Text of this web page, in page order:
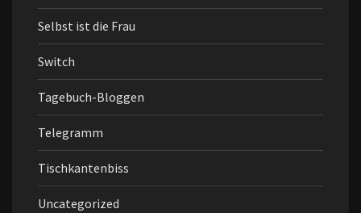
Selbst ist die Frau
Switch
Tagebuch-Bloggen
Telegramm
Tischkantenbiss
Uncategorized